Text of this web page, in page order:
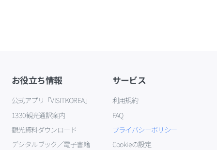
お役立ち情報
公式アプリ「VISITKOREA」
1330観光通訳案内
観光資料ダウンロード
デジタルブック／電子書籍
サービス
利用規約
FAQ
プライバシーポリシー
Cookieの設定